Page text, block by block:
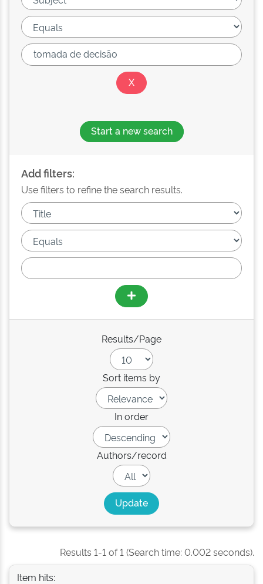
Start a new search
Add filters:
Use filters to refine the search results.
Results/Page
Sort items by
In order
Authors/record
Results 1-1 of 1 (Search time: 0.002 seconds).
Item hits: